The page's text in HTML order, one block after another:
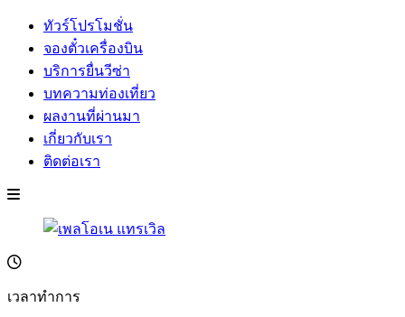
ทัวร์โปรโมชั่น
จองตั๋วเครื่องบิน
บริการยื่นวีซ่า
บทความท่องเที่ยว
ผลงานที่ผ่านมา
เกี่ยวกับเรา
ติดต่อเรา
เวลาทำการ